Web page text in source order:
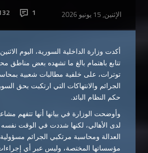
1 الإثنين, 15 يونيو 2026
تتابع باهتمام بالغ ما تشهده بعض مناطق
توترات، على خلفية مطالبات شعبية
الجرائم والانتهاكات التي ارتكبت بحق
حكم النظام البائد.
وأوضحت الوزارة في بيانها أنها تتفهم
لدى الأهالي، لكنها شددت في الوقت
العدالة ومحاسبة مرتكبي الجرائم مسؤولية
مؤسساتها المختصة، وليس عبر أي